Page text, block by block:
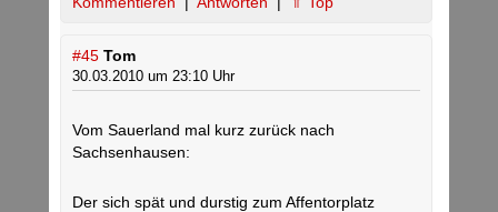
#45 Tom
30.03.2010 um 23:10 Uhr
Vom Sauerland mal kurz zurück nach
Sachsenhausen:
Der sich spät und durstig zum Affentorplatz